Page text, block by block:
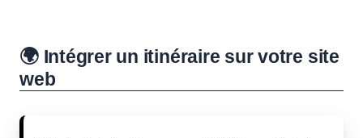
🌍 Intégrer un itinéraire sur votre site
web